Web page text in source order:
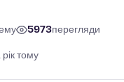
5973перегляди
тому